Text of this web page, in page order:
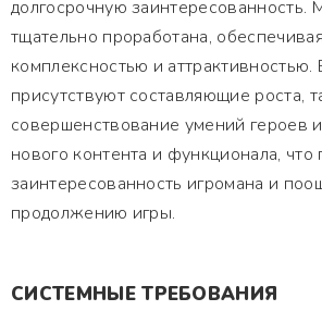
долгосрочную заинтересованность.
тщательно проработана,
комплексностью и аттрактивностью.
присутствуют составляющие роста,
совершенствование умений героев
нового контента и функционала,
заинтересованность игромана и
продолжению игры.
СИСТЕМНЫЕ ТРЕБОВАНИЯ